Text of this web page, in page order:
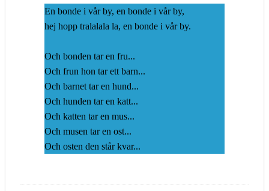
En bonde i vår by, en bonde i vår by,
hej hopp tralalala la, en bonde i vår by.
Och bonden tar en fru...
Och frun hon tar ett barn...
Och barnet tar en hund...
Och hunden tar en katt...
Och katten tar en mus...
Och musen tar en ost...
Och osten den står kvar...